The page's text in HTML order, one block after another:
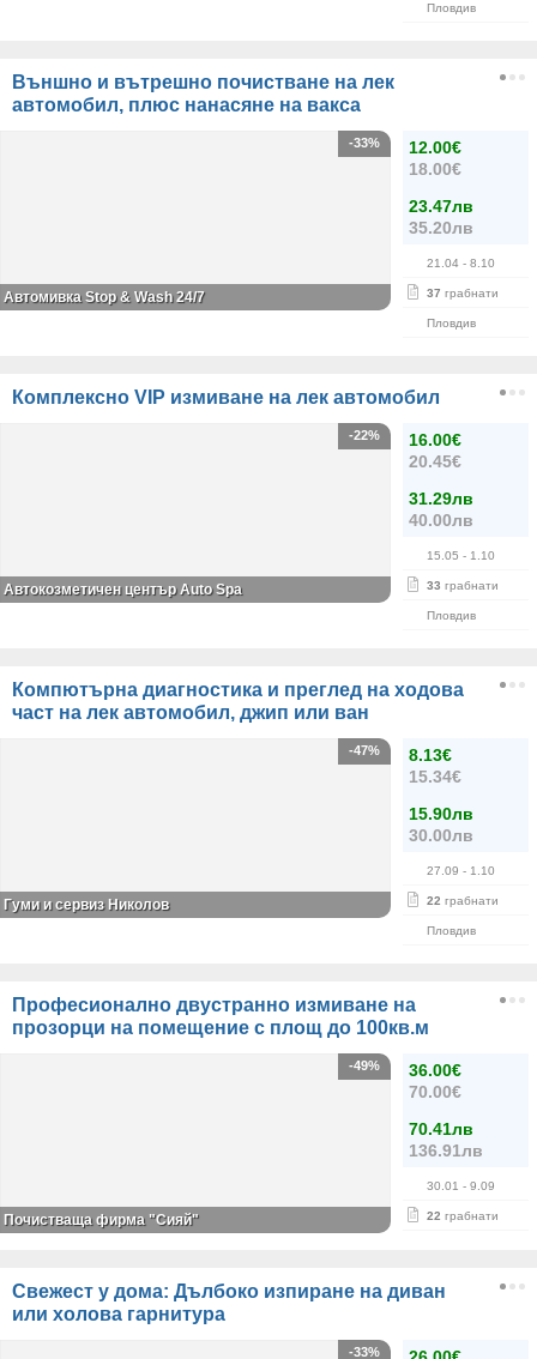
Пловдив
Външно и вътрешно почистване на лек
автомобил, плюс нанасяне на вакса
12.00€
18.00€
23.47лв
35.20лв
21.04 - 8.10
37 грабнати
Пловдив
-33%
Автомивка Stop & Wash 24/7
Комплексно VIP измиване на лек автомобил
16.00€
20.45€
31.29лв
40.00лв
15.05 - 1.10
33 грабнати
Пловдив
-22%
Автокозметичен център Auto Spa
Компютърна диагностика и преглед на ходова
част на лек автомобил, джип или ван
8.13€
15.34€
15.90лв
30.00лв
27.09 - 1.10
22 грабнати
Пловдив
-47%
Гуми и сервиз Николов
Професионално двустранно измиване на
прозорци на помещение с площ до 100кв.м
36.00€
70.00€
70.41лв
136.91лв
30.01 - 9.09
22 грабнати
-49%
Почистваща фирма "Сияй"
Свежест у дома: Дълбоко изпиране на диван
или холова гарнитура
-33%